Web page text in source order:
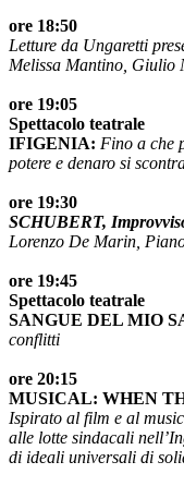
ore 18:50
Letture da Ungaretti
Melissa Mantino, Giulio
ore 19:05
Spettacolo teatrale
IFIGENIA: Fino a che
potere e denaro si
ore 19:30
SCHUBERT,
Lorenzo De Marin,
ore 19:45
Spettacolo teatrale
SANGUE DEL MIO
conflitti
ore 20:15
MUSICAL: WHEN
Ispirato al film e al
alle lotte sindacali
di ideali universali di